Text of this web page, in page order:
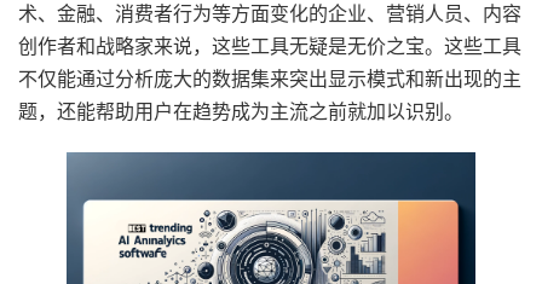
术、金融、消费者行为等方面变化的企业、营销人员、内容
创作者和战略家来说，这些工具无疑是无价之宝。这些工具
不仅能通过分析庞大的数据集来突出显示模式和新出现的主
题，还能帮助用户在趋势成为主流之前就加以识别。